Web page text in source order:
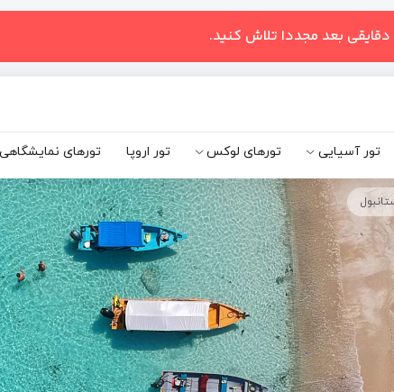
دقایقی بعد مجددا تلاش کنید.
تور آسیایی تورهای لوکس تور اروپا تورهای نمایشگاهی